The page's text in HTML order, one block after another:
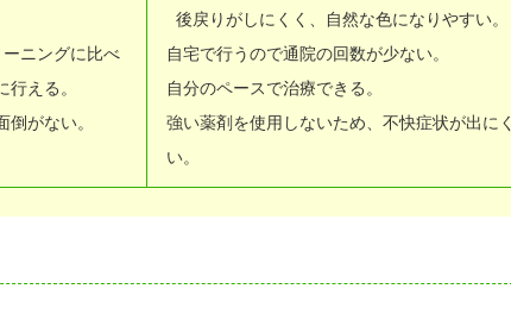
ニングに比べ
える。
がない。
後戻りがしにくく、自然な色になりやすい。
自宅で行うので通院の回数が少ない。
自分のペースで治療できる。
強い薬剤を使用しないため、不快症状が出にく
い。